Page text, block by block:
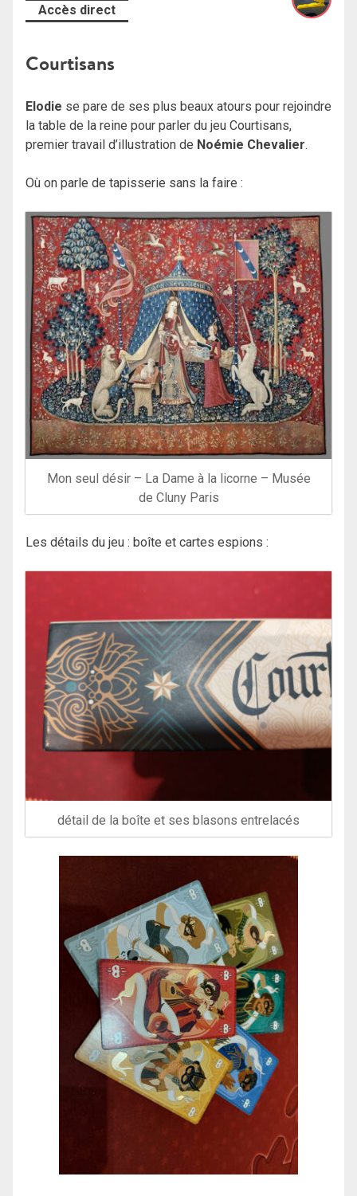
Accès direct
Courtisans
Elodie se pare de ses plus beaux atours pour rejoindre
la table de la reine pour parler du jeu Courtisans,
premier travail d’illustration de Noémie Chevalier.
Où on parle de tapisserie sans la faire :
Mon seul désir – La Dame à la licorne – Musée
de Cluny Paris
Les détails du jeu : boîte et cartes espions :
détail de la boîte et ses blasons entrelacés